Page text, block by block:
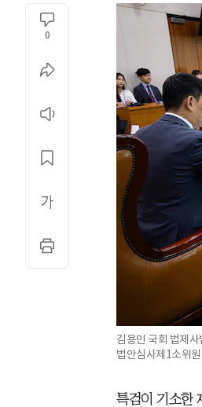
0
김용민 국회 법제
법안심사제1소위
특검이 기소한